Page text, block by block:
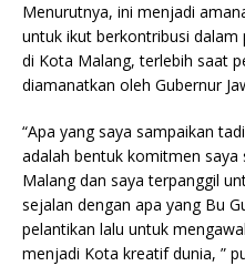
Menurutnya, ini menjadi
untuk ikut berkontribusi
di Kota Malang, terlebih saat
diamanatkan oleh Gubernur
“Apa yang saya sampaikan
adalah bentuk komitmen saya
Malang dan saya terpanggil
sejalan dengan apa yang Bu
pelantikan lalu untuk
menjadi Kota kreatif dunia, ”